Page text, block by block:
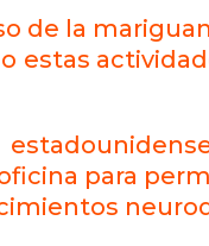
de la
estas
para